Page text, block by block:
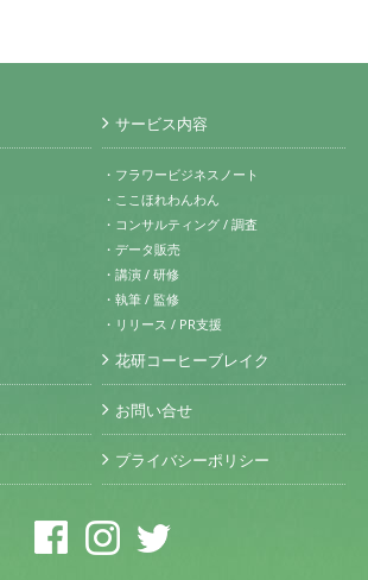
サービス内容
・フラワービジネスノート
・ここほれわんわん
・コンサルティング / 調査
・データ販売
・講演 / 研修
・執筆 / 監修
・リリース / PR支援
花研コーヒーブレイク
お問い合せ
プライバシーポリシー